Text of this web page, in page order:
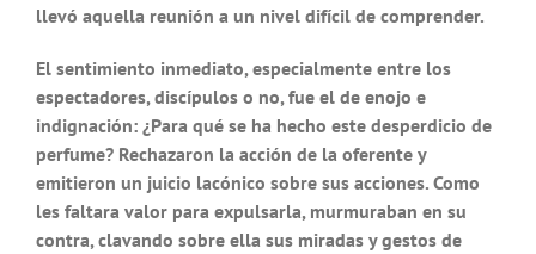
llevó aquella reunión a un nivel difícil de comprender.
El sentimiento inmediato, especialmente entre los
espectadores, discípulos o no, fue el de enojo e
indignación: ¿Para qué se ha hecho este desperdicio de
perfume? Rechazaron la acción de la oferente y
emitieron un juicio lacónico sobre sus acciones. Como
les faltara valor para expulsarla, murmuraban en su
contra, clavando sobre ella sus miradas y gestos de